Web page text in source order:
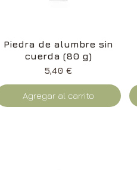
Vista rápida
Piedra de alumbre sin
cuerda (80 g)
Precio
5,40 €
Agregar al carrito